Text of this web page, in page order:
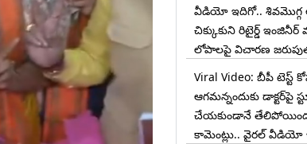
వీడియో ఇదిగో.. శివమొగ్గ
చిక్కుకుని రిటైర్డ్
లోపాలపై విచారణ
Viral Video: బీపీ టెస్ట్‌
ఆగమన్నందుకు డాక్టర్‌పై
చేయకుండానే
కామెంట్లు.. వైరల్ వీడియో